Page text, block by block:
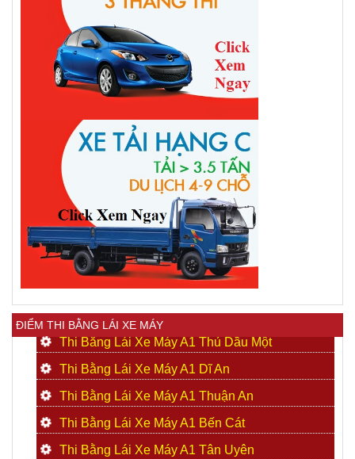
ĐIỂM THI BẰNG LÁI XE MÁY
Thi Bằng Lái Xe Máy A1 Thủ Dầu Một
Thi Bằng Lái Xe Máy A1 Dĩ An
Thi Bằng Lái Xe Máy A1 Thuận An
Thi Bằng Lái Xe Máy A1 Bến Cát
Thi Bằng Lái Xe Máy A1 Tân Uyên